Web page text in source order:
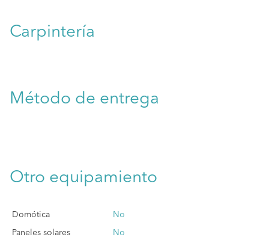
Carpintería
Método de entrega
Otro equipamiento
Domótica No
Paneles solares No